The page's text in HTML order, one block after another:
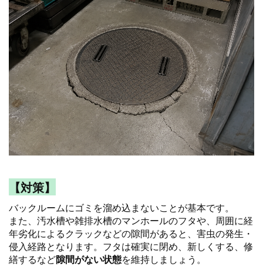
【対策】
バックルームにゴミを溜め込まないことが基本です。
また、汚水槽や雑排水槽のマンホールのフタや、周囲に経
年劣化によるクラックなどの隙間があると、害虫の発生・
侵入経路となります。フタは確実に閉め、新しくする、修
繕するなど隙間がない状態を維持しましょう。